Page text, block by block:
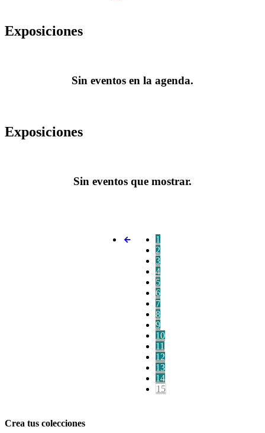
Exposiciones
Sin eventos en la agenda.
Exposiciones
Sin eventos que mostrar.
1
2
3
4
5
6
7
8
9
10
11
12
13
14
15
Crea tus colecciones